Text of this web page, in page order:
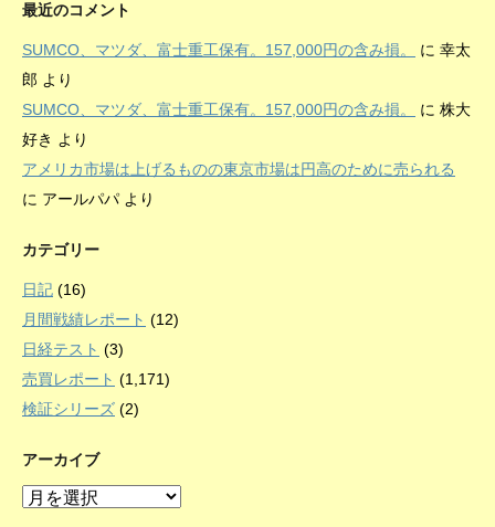
最近のコメント
SUMCO、マツダ、富士重工保有。157,000円の含み損。 に 幸太
郎 より
SUMCO、マツダ、富士重工保有。157,000円の含み損。
に 株大
好き より
アメリカ市場は上げるものの東京市場は円高のために売られる
に アールパパ より
カテゴリー
日記 (16)
月間戦績レポート (12)
日経テスト (3)
売買レポート (1,171)
検証シリーズ (2)
アーカイブ
ア